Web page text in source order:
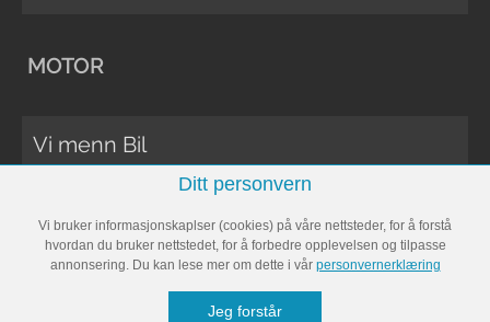
MOTOR
Vi menn Bil
Vi Menn Båt
Ditt personvern
Vi bruker informasjonskaplser (cookies) på våre nettsteder, for å forstå
hvordan du bruker nettstedet, for å forbedre opplevelsen og tilpasse
annonsering. Du kan lese mer om dette i vår personvernerklæring
Jeg forstår